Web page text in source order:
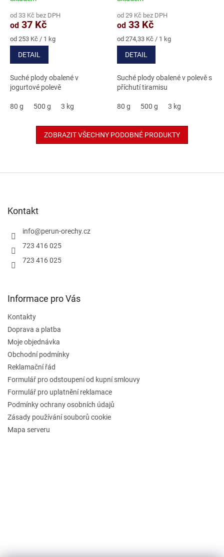
produktu
je
5,0
z
hvězdiček.
od 33 Kč bez DPH
od 37 Kč
Měrná
cena:
od 253 Kč / 1 kg
DETAIL
Suché plody obalené v
jogurtové polevě
80 g 500 g 3 kg
produktu
je
5,0
z
hvězdiček.
od 29 Kč bez DPH
od 33 Kč
Měrná
cena:
od 274,33 Kč / 1 kg
DETAIL
Suché plody obalené v polevě s
příchutí tiramisu
80 g 500 g 3 kg
ZOBRAZIT VŠECHNY PODOBNÉ PRODUKTY
Kontakt
info@perun-orechy.cz
723 416 025
723 416 025
Informace pro Vás
Kontakty
Doprava a platba
Moje objednávka
Obchodní podmínky
Reklamační řád
Formulář pro odstoupení od kupní smlouvy
Formulář pro uplatnění reklamace
Podmínky ochrany osobních údajů
Zásady používání souborů cookie
Mapa serveru